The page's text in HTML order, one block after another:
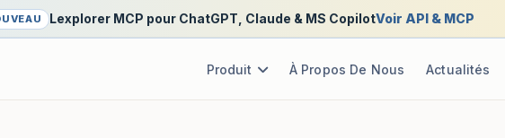
Lexplorer MCP pour ChatGPT, Claude & MS CopilotVoir API & MCP
Produit À Propos De Nous Actualités